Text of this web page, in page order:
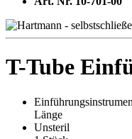
T-Tube
Länge
Unsteril